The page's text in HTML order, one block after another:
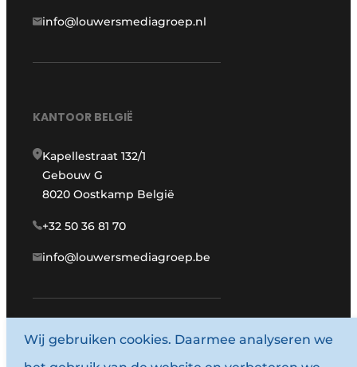
info@louwersmediagroep.nl
KANTOOR BELGIË
Kapellestraat 132/1
Gebouw G
8020 Oostkamp België
+32 50 36 81 70
info@louwersmediagroep.be
www.louwersmediagroep.com
Wij gebruiken cookies. Daarmee analyseren we